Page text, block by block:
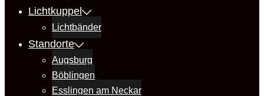
Lichtkuppel
Lichtbänder
Standorte
Augsburg
Böblingen
Esslingen am Neckar